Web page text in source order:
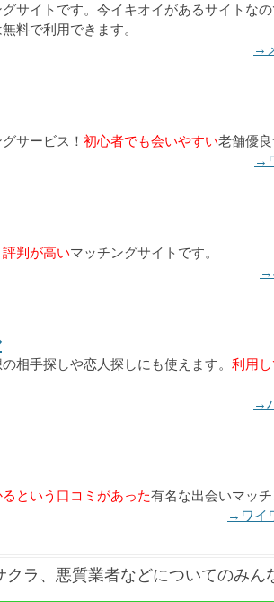
サイトです。今イキオイがあるサイトなの
料で利用できます。
→
サービス！ 初心者でも会いやすい老舗優良
→
判が高いマッチングサイトです。
相手探しや恋人探しにも使えます。 利用
→
という口コミがあった有名な出会いマッチ
→ワイ
ラ、悪質業者などについてのみん